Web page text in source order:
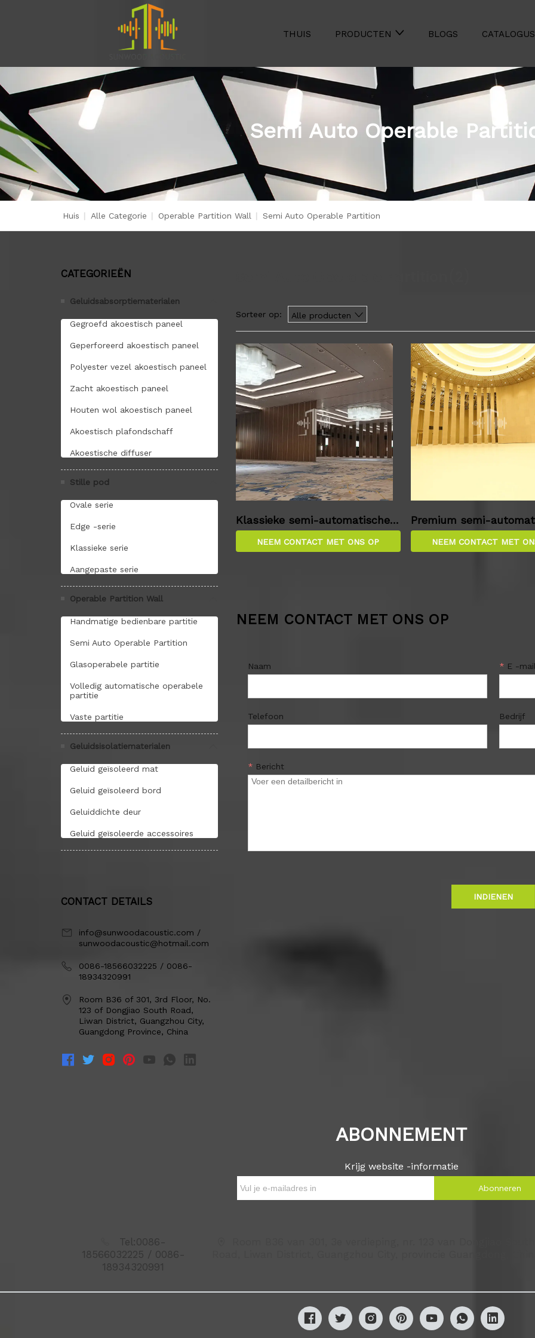
THUIS PRODUCTEN BLOGS CATALOGUS
Semi Auto Operable
Huis Alle Categorie Operable Partition Wall Semi Auto Operable Partition
CATEGORIEËN
Geluidsabsorptiematerialen
Gegroefd akoestisch paneel
Geperforeerd akoestisch paneel
Polyester vezel akoestisch paneel
Zacht akoestisch paneel
Houten wol akoestisch paneel
Akoestisch plafondschaff
Akoestische diffuser
Stille pod
Ovale serie
Edge -serie
Klassieke serie
Aangepaste serie
Operable Partition Wall
Handmatige bedienbare partitie
Semi Auto Operable Partition
Glasoperabele partitie
Volledig automatische operabele
partitie
Vaste partitie
Geluidsisolatiematerialen
Geluid geïsoleerd mat
Geluid geïsoleerd bord
Geluiddichte deur
Geluid geïsoleerde accessoires
CONTACT DETAILS
info@sunwoodacoustic.com /
sunwoodacoustic@hotmail.com
0086-18566032225 / 0086-
18934320991
Room B36 of 301, 3rd Floor, No.
123 of Dongjiao South Road,
Liwan District, Guangzhou City,
Guangdong Province, China
Sorteer op: Alle producten
Klassieke semi-automatische o
perabele partitie
NEEM CONTACT MET ONS OP
Premium semi-
perabele partitie
NEEM CONTACT MET
NEEM CONTACT MET ONS OP
Naam * E -
Telefoon Bedrijf
* Bericht
INDIENEN
ABONNEMENT
Krijg website -informatie
Abonneren
Tel:0086-
18566032225 / 0086-
18934320991